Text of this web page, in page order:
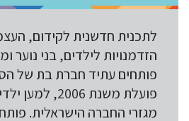
לתכנית חדשנית לקידום,
הזדמנויות לילדים, בני נוער
פותחים עתיד חברת בת של
פועלת משנת 2006
, למען
מגזרי החברה הישראלית.